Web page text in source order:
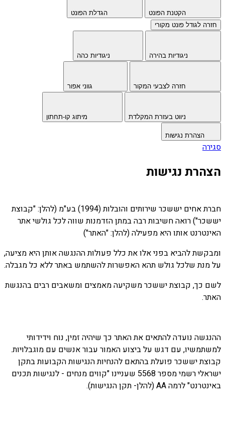
הקטנת הפונט
הגדלת הפונט
חזרה לגודל פונט מקורי
ניגודיות בהירה ניגודיות כהה
חזרה לצבעי המקור גווני אפור
ניווט בעזרת המקלדת מיתוג קו-תחתון
סגירה
הצהרת נגישות
חברת אחים יששכר שירותים והובלות (1994) בע"מ (להלן: "קבוצת
יששכר") רואה חשיבות רבה במתן הזדמנות שווה לכל גולשי אתר
האינטרנט אותו היא מפעילה (להלן: "האתר")
ומבקשת להביא בפני אלו את כלל פעולות ההנגשה אותן היא מציעה,
על מנת שלכל גולש תהא האפשרות להשתמש באתר ללא כל מגבלה.
לשם כך, קבוצת יששכר משקיעה מאמצים ומשאבים רבים בהנגשת
האתר.
ההנגשה נועדה להתאים את האתר כך שיהיה זמין, נוח וידידותי
למשתמשיו, עם דגש על ביצוע האמור עבור אנשים עם מוגבלויות.
קבוצת יששכר פועלת בהתאם להנחיות הנגישות הקבועות בתקן
ישראלי רשמי מספר 5568 שעניינו "קווים מנחים - לנגישות תכנים
באינטרנט" לרמה AA (להלן- תקן הנגישות).